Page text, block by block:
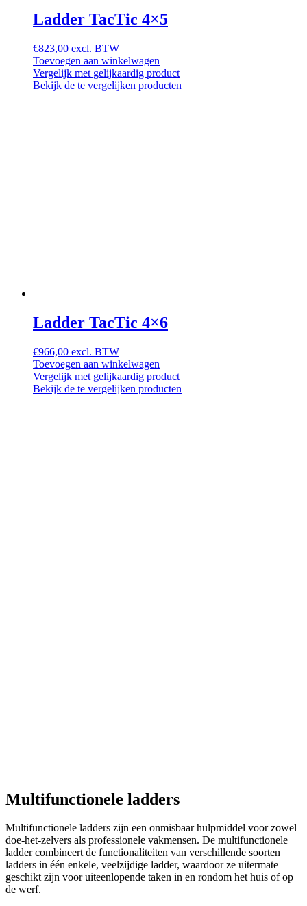
Ladder TacTic 4×5
€823,00 excl. BTW
Toevoegen aan winkelwagen
Vergelijk met gelijkaardig product
Bekijk de te vergelijken producten
Ladder TacTic 4×6
€966,00 excl. BTW
Toevoegen aan winkelwagen
Vergelijk met gelijkaardig product
Bekijk de te vergelijken producten
Multifunctionele ladders
Multifunctionele ladders zijn een onmisbaar hulpmiddel voor zowel
doe-het-zelvers als professionele vakmensen. De multifunctionele
ladder combineert de functionaliteiten van verschillende soorten
ladders in één enkele, veelzijdige ladder, waardoor ze uitermate
geschikt zijn voor uiteenlopende taken in en rondom het huis of op
de werf.